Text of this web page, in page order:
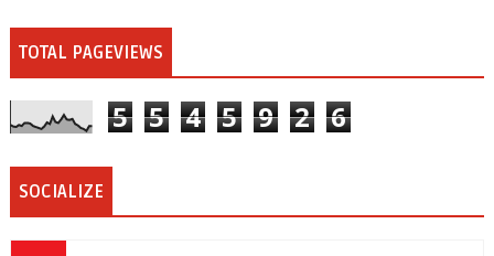
TOTAL PAGEVIEWS
5 5 4 5 9 2 6
SOCIALIZE